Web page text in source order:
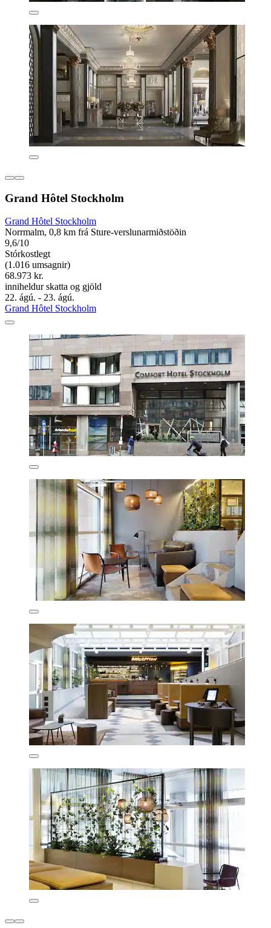
Grand Hôtel Stockholm
Grand Hôtel Stockholm
Norrmalm, 0,8 km frá Sture-verslunarmiðstöðin
9,6/10
Stórkostlegt
(1.016 umsagnir)
68.973 kr.
inniheldur skatta og gjöld
22. ágú. - 23. ágú.
Grand Hôtel Stockholm